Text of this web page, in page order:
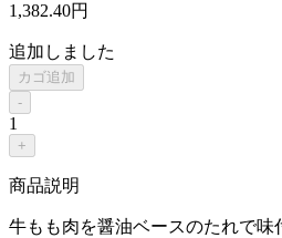
1,382.40円
追加しました
カゴ追加
-
1
+
商品説明
牛もも肉を醤油ベースのたれで味